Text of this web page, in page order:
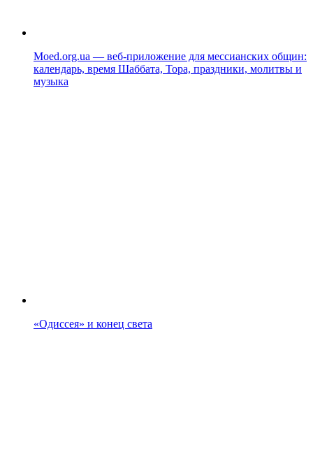
Moed.org.ua — веб-приложение для мессианских общин:
календарь, время Шаббата, Тора, праздники, молитвы и
музыка
«Одиссея» и конец света